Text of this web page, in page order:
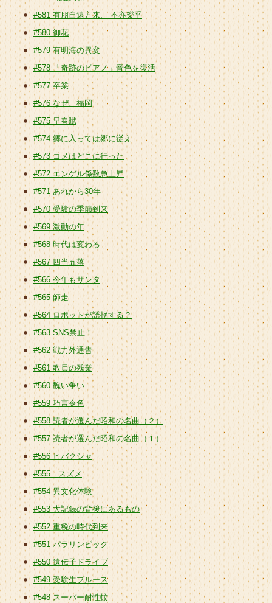
#581 有朋自遠方来、 不亦樂乎
#580 御花
#579 有明海の異変
#578 「奇跡のピアノ」音色を復活
#577 卒業
#576 なぜ、福岡
#575 早春賦
#574 郷に入っては郷に従え
#573 コメはどこに行った
#572 エンゲル係数急上昇
#571 あれから30年
#570 受験の季節到来
#569 激動の年
#568 時代は変わる
#567 四当五落
#566 今年もサンタ
#565 師走
#564 ロボットが誘拐する？
#563 SNS禁止！
#562 戦力外通告
#561 教員の残業
#560 醜い争い
#559 巧言令色
#558 読者が選んだ昭和の名曲（２）
#557 読者が選んだ昭和の名曲（１）
#556 ヒバクシャ
#555 スズメ
#554 異文化体験
#553 大記録の背後にあるもの
#552 重税の時代到来
#551 パラリンピック
#550 遺伝子ドライブ
#549 受験生ブルース
#548 スーパー耐性蚊